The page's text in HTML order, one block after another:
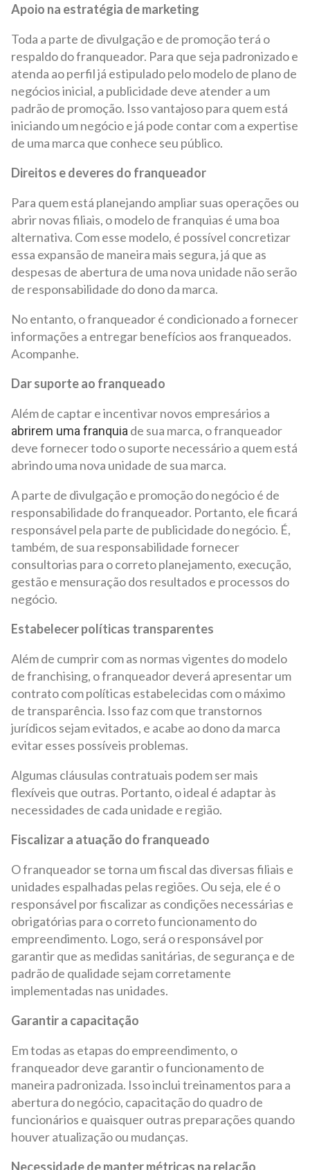
Apoio na estratégia de marketing
Toda a parte de divulgação e de promoção terá o
respaldo do franqueador. Para que seja padronizado e
atenda ao perfil já estipulado pelo modelo de plano de
negócios inicial, a publicidade deve atender a um
padrão de promoção. Isso vantajoso para quem está
iniciando um negócio e já pode contar com a expertise
de uma marca que conhece seu público.
Direitos e deveres do franqueador
Para quem está planejando ampliar suas operações ou
abrir novas filiais, o modelo de franquias é uma boa
alternativa. Com esse modelo, é possível concretizar
essa expansão de maneira mais segura, já que as
despesas de abertura de uma nova unidade não serão
de responsabilidade do dono da marca.
No entanto, o franqueador é condicionado a fornecer
informações a entregar benefícios aos franqueados.
Acompanhe.
Dar suporte ao franqueado
Além de captar e incentivar novos empresários a
abrirem uma franquia de sua marca, o franqueador
deve fornecer todo o suporte necessário a quem está
abrindo uma nova unidade de sua marca.
A parte de divulgação e promoção do negócio é de
responsabilidade do franqueador. Portanto, ele ficará
responsável pela parte de publicidade do negócio. É,
também, de sua responsabilidade fornecer
consultorias para o correto planejamento, execução,
gestão e mensuração dos resultados e processos do
negócio.
Estabelecer políticas transparentes
Além de cumprir com as normas vigentes do modelo
de franchising, o franqueador deverá apresentar um
contrato com políticas estabelecidas com o máximo
de transparência. Isso faz com que transtornos
jurídicos sejam evitados, e acabe ao dono da marca
evitar esses possíveis problemas.
Algumas cláusulas contratuais podem ser mais
flexíveis que outras. Portanto, o ideal é adaptar às
necessidades de cada unidade e região.
Fiscalizar a atuação do franqueado
O franqueador se torna um fiscal das diversas filiais e
unidades espalhadas pelas regiões. Ou seja, ele é o
responsável por fiscalizar as condições necessárias e
obrigatórias para o correto funcionamento do
empreendimento. Logo, será o responsável por
garantir que as medidas sanitárias, de segurança e de
padrão de qualidade sejam corretamente
implementadas nas unidades.
Garantir a capacitação
Em todas as etapas do empreendimento, o
franqueador deve garantir o funcionamento de
maneira padronizada. Isso inclui treinamentos para a
abertura do negócio, capacitação do quadro de
funcionários e quaisquer outras preparações quando
houver atualização ou mudanças.
Necessidade de manter métricas na relação